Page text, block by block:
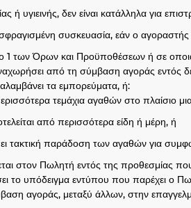
ή υγιεινής, δεν είναι κατάλληλα για
συσκευασία, εάν ο αγοραστής
1 των Όρων και Προϋποθέσεων ή σε
από τη σύμβαση αγοράς
τα εμπορεύματα, ή:
τεμάχια αγαθών στο πλαίσιο
από περισσότερα είδη ή μέρη, ή
παράδοση των αγαθών για
στον Πωλητή εντός της προθεσμίας
το υπόδειγμα εντύπου που παρέχει ο
αγοράς, μεταξύ άλλων, στην